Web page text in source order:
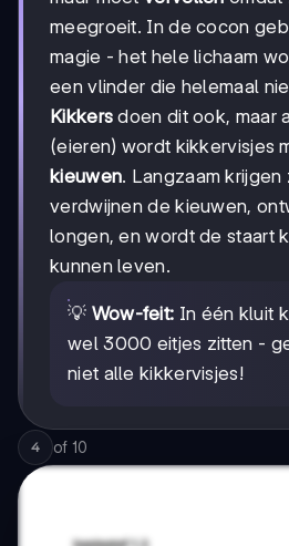
meegroeit. In de cocon
magie - het hele lichaam
een vlinder die helemaal
Kikkers doen dit ook, maar
(eieren) wordt kikkervisjes
kieuwen. Langzaam
verdwijnen de kieuwen,
longen, en wordt de staart
kunnen leven.
💡 Wow-feit: In één kluit
wel 3000 eitjes zitten -
niet alle kikkervisjes!
4 of 10